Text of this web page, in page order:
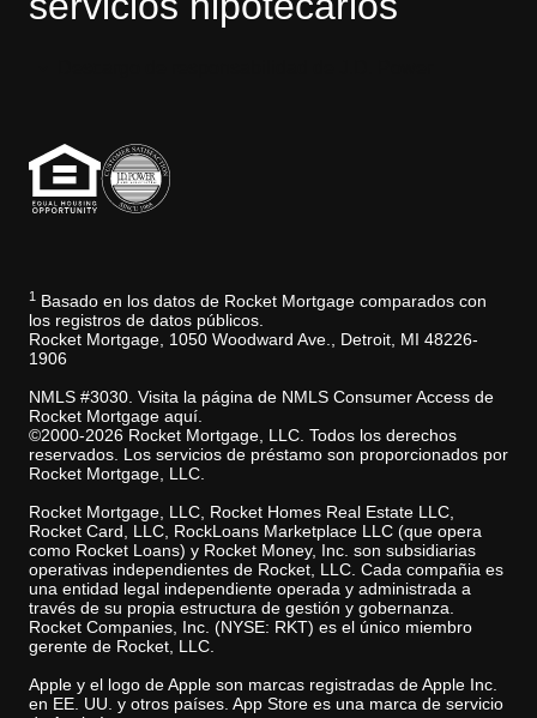
1
Basado en los datos de Rocket Mortgage comparados con
los registros de datos públicos.
Rocket Mortgage, 1050 Woodward Ave., Detroit, MI 48226-
1906
NMLS #3030. Visita la página de NMLS Consumer Access de
Rocket Mortgage aquí.
©2000-2026 Rocket Mortgage, LLC. Todos los derechos
reservados. Los servicios de préstamo son proporcionados por
Rocket Mortgage, LLC.
Rocket Mortgage, LLC, Rocket Homes Real Estate LLC,
Rocket Card, LLC, RockLoans Marketplace LLC (que opera
como Rocket Loans) y Rocket Money, Inc. son subsidiarias
operativas independientes de Rocket, LLC. Cada compañia es
una entidad legal independiente operada y administrada a
través de su propia estructura de gestión y gobernanza.
Rocket Companies, Inc. (NYSE: RKT) es el único miembro
gerente de Rocket, LLC.
Apple y el logo de Apple son marcas registradas de Apple Inc.
en EE. UU. y otros países. App Store es una marca de servicio